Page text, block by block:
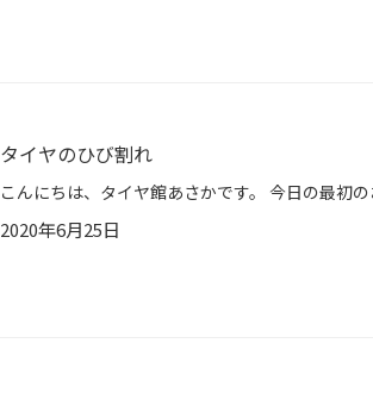
タイヤのひび割れ
2020年6月25日